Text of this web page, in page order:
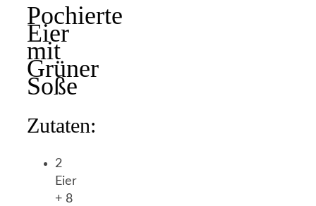
Pochierte
Eier
mit
Grüner
Soße
Zutaten:
2
Eier
+ 8